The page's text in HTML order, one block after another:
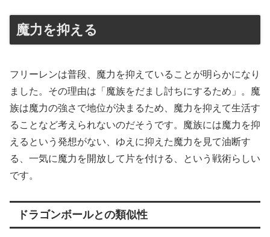
魔力を抑える
フリーレンは普段、魔力を抑えていることが明らかになり
ました。その理由は「魔族をだまし討ちにするため」。魔
族は魔力の強さで地位が決まるため、魔力を抑えて生活す
ることなど考えられないのだそうです。魔族には魔力を抑
えるという発想がない、ゆえに抑えた魔力を見て油断す
る、一気に魔力を開放して片を付ける、という戦術らしい
です。
ドラゴンボールとの類似性